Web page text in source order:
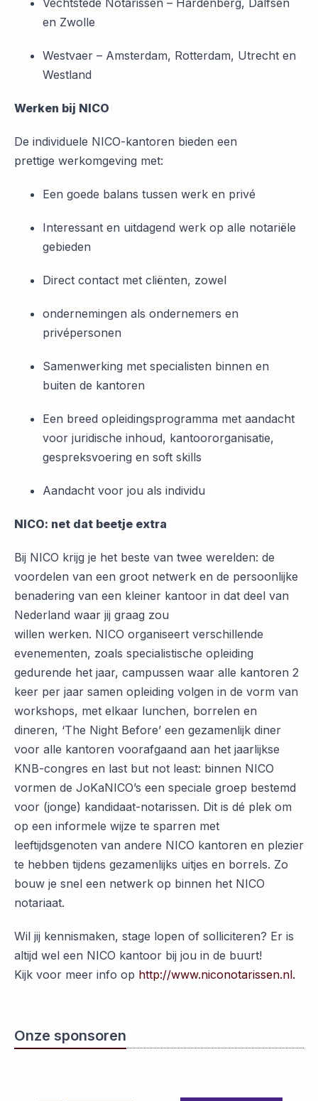
en Zwolle
Westvaer – Amsterdam, Rotterdam, Utrecht en
Westland
Werken bij NICO
De individuele NICO-kantoren bieden een
prettige werkomgeving met:
Een goede balans tussen werk en privé
Interessant en uitdagend werk op alle notariële
gebieden
Direct contact met cliënten, zowel
ondernemingen als ondernemers en
privépersonen
Samenwerking met specialisten binnen en
buiten de kantoren
Een breed opleidingsprogramma met aandacht
voor juridische inhoud, kantoororganisatie,
gespreksvoering en soft skills
Aandacht voor jou als individu
NICO: net dat beetje extra
Bij NICO krijg je het beste van twee werelden: de
voordelen van een groot netwerk en de persoonlijke
benadering van een kleiner kantoor in dat deel van
Nederland waar jij graag zou
willen werken. NICO organiseert verschillende
evenementen, zoals specialistische opleiding
gedurende het jaar, campussen waar alle kantoren 2
keer per jaar samen opleiding volgen in de vorm van
workshops, met elkaar lunchen, borrelen en
dineren, ‘The Night Before’ een gezamenlijk diner
voor alle kantoren voorafgaand aan het jaarlijkse
KNB-congres en last but not least: binnen NICO
vormen de JoKaNICO’s een speciale groep bestemd
voor (jonge) kandidaat-notarissen. Dit is dé plek om
op een informele wijze te sparren met
leeftijdsgenoten van andere NICO kantoren en plezier
te hebben tijdens gezamenlijks uitjes en borrels. Zo
bouw je snel een netwerk op binnen het NICO
notariaat.
Wil jij kennismaken, stage lopen of solliciteren? Er is
altijd wel een NICO kantoor bij jou in de buurt!
Kijk voor meer info op http://www.niconotarissen.nl.
Onze sponsoren